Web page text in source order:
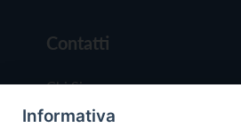
Contatti
Chi Siamo
Redazione
Informativa